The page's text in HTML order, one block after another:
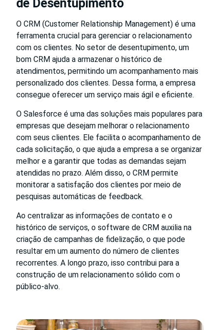
de Desentupimento
O CRM (Customer Relationship Management) é uma
ferramenta crucial para gerenciar o relacionamento
com os clientes. No setor de desentupimento, um
bom CRM ajuda a armazenar o histórico de
atendimentos, permitindo um acompanhamento mais
personalizado dos clientes. Dessa forma, a empresa
consegue oferecer um serviço mais ágil e eficiente.
O Salesforce é uma das soluções mais populares para
empresas que desejam melhorar o relacionamento
com seus clientes. Ele facilita o acompanhamento de
cada solicitação, o que ajuda a empresa a se organizar
melhor e a garantir que todas as demandas sejam
atendidas no prazo. Além disso, o CRM permite
monitorar a satisfação dos clientes por meio de
pesquisas automáticas de feedback.
Ao centralizar as informações de contato e o
histórico de serviços, o software de CRM auxilia na
criação de campanhas de fidelização, o que pode
resultar em um aumento do número de clientes
recorrentes. A longo prazo, isso contribui para a
construção de um relacionamento sólido com o
público-alvo.